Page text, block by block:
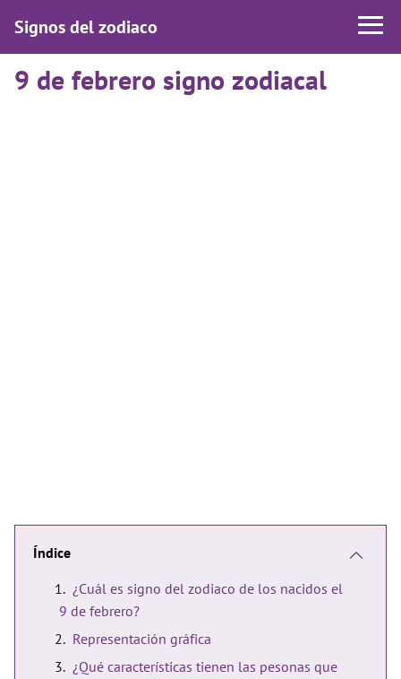
Signos del zodiaco
9 de febrero signo zodiacal
Índice
¿Cuál es signo del zodiaco de los nacidos el
9 de febrero?
Representación gráfica
¿Qué características tienen las pesonas que